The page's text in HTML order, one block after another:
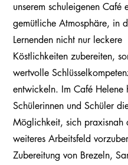
unserem schuleigenen Café
gemütliche Atmosphäre, in
Lernenden nicht nur leckere
Köstlichkeiten zubereiten,
wertvolle
entwickeln. Im Café Helene
Schülerinnen und Schüler
Möglichkeit, sich praxisnah
weiteres Arbeitsfeld
Zubereitung von Brezeln,